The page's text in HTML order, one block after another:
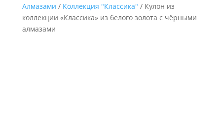
Алмазами / Коллекция "Классика" / Кулон из
коллекции «Классика» из белого золота с чёрными
алмазами